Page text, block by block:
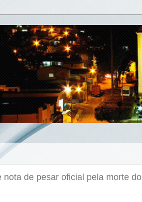
de pesar oficial pela morte do